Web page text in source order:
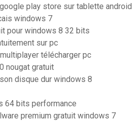
play store sur tablette android
windows 7
pour windows 8 32 bits
sur pc
télécharger pc
nougat gratuit
disque dur windows 8
64 bits performance
premium gratuit windows 7